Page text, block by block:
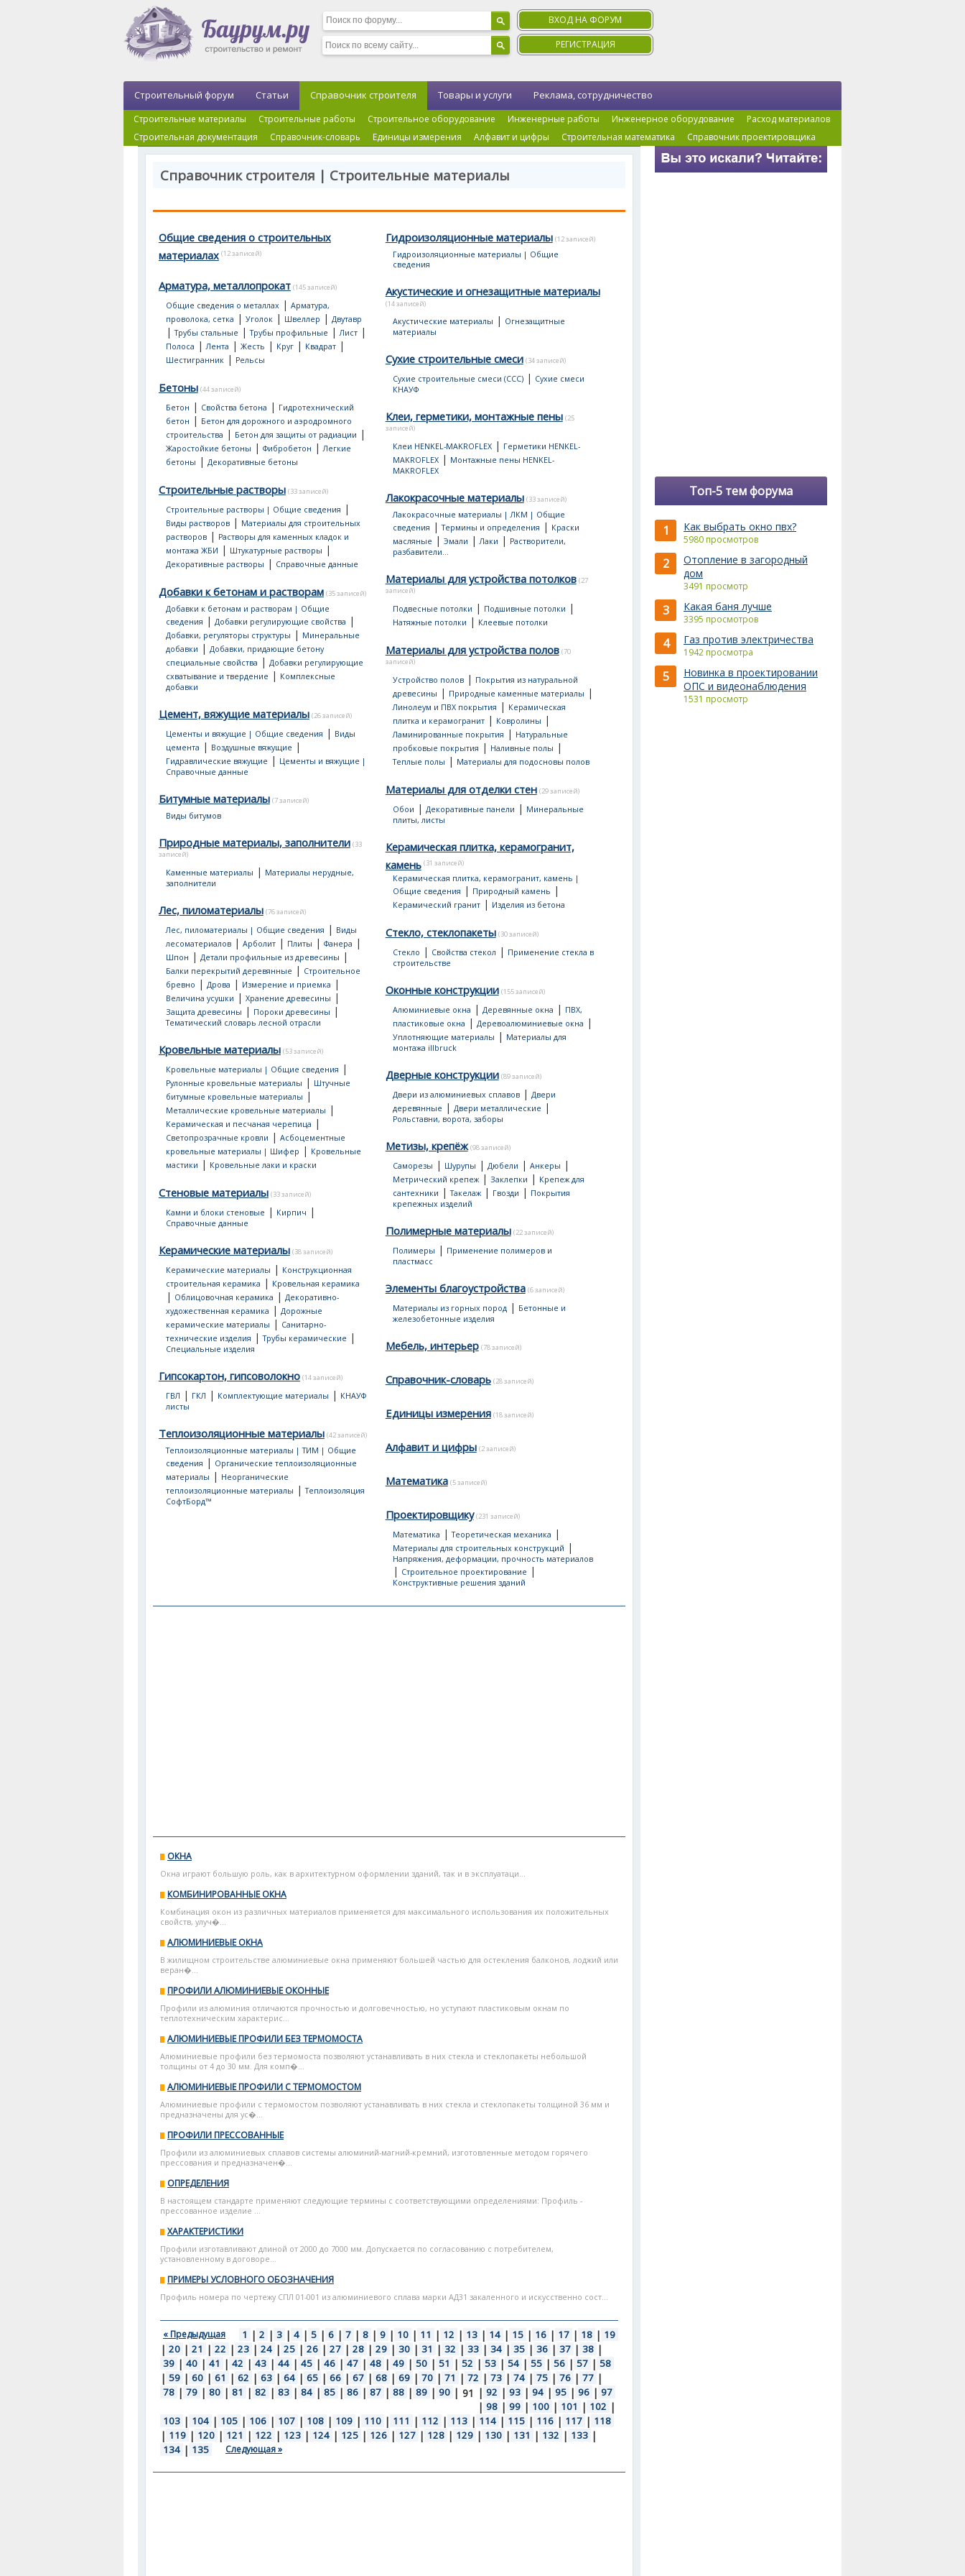
ВХОД НА ФОРУМ
РЕГИСТРАЦИЯ
Строительный форум Статьи Справочник строителя
Строительные материалы Строительные работы Строительное оборудование Инженерные работы Инженерное оборудование
Расход материалов
Строительная документация
Справочник-словарь Единицы измерения Алфавит и цифры Строительная математика Справочник проектировщика
Товары и услуги Реклама, сотрудничество
Справочник строителя | Строительные материалы
Общие сведения о строительных
материалах (12 записей)
Арматура, металлопрокат (145 записей)
Общие сведения о металлах| Арматура,
проволока, сетка | Уголок| Швеллер | Двутавр
|Трубы стальные |Трубы профильные |Лист|
Полоса |Лента | Жесть | Круг| Квадрат|
Шестигранник| Рельсы
Бетоны (44 записей)
Бетон | Свойства бетона | Гидротехнический
бетон | Бетон для дорожного и аэродромного
строительства | Бетон для защиты от радиации |
Жаростойкие бетоны | Фибробетон |Легкие
бетоны | Декоративные бетоны
Строительные растворы (33 записей)
Строительные растворы | Общие сведения |
Виды растворов| Материалы для строительных
растворов| Растворы для каменных кладок и
монтажа ЖБИ | Штукатурные растворы |
Декоративные растворы | Справочные данные
Добавки к бетонам и растворам (35 записей)
Добавки к бетонам и растворам | Общие
сведения | Добавки регулирующие свойства |
Добавки, регуляторы структуры | Минеральные
добавки | Добавки, придающие бетону
специальные свойства | Добавки регулирующие
схватывание и твердение | Комплексные
добавки
Цемент, вяжущие материалы (26 записей)
Цементы и вяжущие | Общие сведения | Виды
цемента | Воздушные вяжущие |
Гидравлические вяжущие | Цементы и вяжущие |
Справочные данные
Битумные материалы (7 записей)
Виды битумов
Природные материалы, заполнители (33
записей)
Каменные материалы | Материалы нерудные,
заполнители
Лес, пиломатериалы (76 записей)
Лес, пиломатериалы | Общие сведения | Виды
лесоматериалов| Арболит| Плиты | Фанера |
Шпон | Детали профильные из древесины |
Балки перекрытий деревянные | Строительное
бревно | Дрова | Измерение и приемка |
Величина усушки | Хранение древесины |
Защита древесины | Пороки древесины |
Тематический словарь лесной отрасли
Кровельные материалы (53 записей)
Кровельные материалы | Общие сведения |
Рулонные кровельные материалы | Штучные
битумные кровельные материалы |
Металлические кровельные материалы |
Керамическая и песчаная черепица |
Светопрозрачные кровли | Асбоцементные
кровельные материалы | Шифер | Кровельные
мастики | Кровельные лаки и краски
Стеновые материалы (33 записей)
Камни и блоки стеновые | Кирпич |
Справочные данные
Керамические материалы (38 записей)
Керамические материалы | Конструкционная
строительная керамика | Кровельная керамика
| Облицовочная керамика | Декоративно-
художественная керамика | Дорожные
керамические материалы | Санитарно-
технические изделия |Трубы керамические |
Специальные изделия
Гипсокартон, гипсоволокно (14 записей)
ГВЛ | ГКЛ | Комплектующие материалы | КНАУФ
листы
Теплоизоляционные материалы (42 записей)
Теплоизоляционные материалы | ТИМ | Общие
сведения | Органические теплоизоляционные
материалы | Неорганические
теплоизоляционные материалы |Теплоизоляция
СофтБорд™
Гидроизоляционные материалы (12 записей)
Гидроизоляционные материалы | Общие
сведения
Акустические и огнезащитные материалы
(14 записей)
Акустические материалы | Огнезащитные
материалы
Сухие строительные смеси (34 записей)
Сухие строительные смеси (ССС)| Сухие смеси
КНАУФ
Клеи, герметики, монтажные пены (25
записей)
Клеи HENKEL-MAKROFLEX| Герметики HENKEL-
MAKROFLEX| Монтажные пены HENKEL-
MAKROFLEX
Лакокрасочные материалы (33 записей)
Лакокрасочные материалы | ЛКМ | Общие
сведения |Термины и определения | Краски
масляные | Эмали |Лаки | Растворители,
разбавители...
Материалы для устройства потолков (27
записей)
Подвесные потолки | Подшивные потолки |
Натяжные потолки | Клеевые потолки
Материалы для устройства полов (70
записей)
Устройство полов| Покрытия из натуральной
древесины | Природные каменные материалы |
Линолеум и ПВХ покрытия | Керамическая
плитка и керамогранит| Ковролины |
Ламинированные покрытия | Натуральные
пробковые покрытия | Наливные полы |
Теплые полы | Материалы для подосновы полов
Материалы для отделки стен (29 записей)
Обои | Декоративные панели | Минеральные
плиты, листы
Керамическая плитка, керамогранит,
камень (31 записей)
Керамическая плитка, керамогранит, камень |
Общие сведения | Природный камень |
Керамический гранит| Изделия из бетона
Стекло, стеклопакеты (30 записей)
Стекло | Свойства стекол | Применение стекла в
строительстве
Оконные конструкции (155 записей)
Алюминиевые окна | Деревянные окна | ПВХ,
пластиковые окна | Деревоалюминиевые окна |
Уплотняющие материалы | Материалы для
монтажа illbruck
Дверные конструкции (89 записей)
Двери из алюминиевых сплавов| Двери
деревянные | Двери металлические |
Рольставни, ворота, заборы
Метизы, крепёж (98 записей)
Саморезы | Шурупы | Дюбели | Анкеры |
Метрический крепеж| Заклепки | Крепеж для
сантехники |Такелаж| Гвозди | Покрытия
крепежных изделий
Полимерные материалы (22 записей)
Полимеры | Применение полимеров и
пластмасс
Элементы благоустройства (6 записей)
Материалы из горных пород| Бетонные и
железобетонные изделия
Мебель, интерьер (78 записей)
Справочник-словарь (28 записей)
Единицы измерения (18 записей)
Алфавит и цифры (2 записей)
Математика (5 записей)
Проектировщику (231 записей)
Математика |Теоретическая механика |
Материалы для строительных конструкций |
Напряжения, деформации, прочность материалов
| Строительное проектирование |
Конструктивные решения зданий
ОКНА
Окна играют большую роль, как в архитектурном оформлении зданий, так и в эксплуатаци...
КОМБИНИРОВАННЫЕ ОКНА
Комбинация окон из различных материалов применяется для максимального использования их положительных
свойств, улуч�...
АЛЮМИНИЕВЫЕ ОКНА
В жилищном строительстве алюминиевые окна применяют большей частью для остекления балконов, лоджий или
веран�...
ПРОФИЛИ АЛЮМИНИЕВЫЕ ОКОННЫЕ
Профили из алюминия отличаются прочностью и долговечностью, но уступают пластиковым окнам по
теплотехническим характерис...
АЛЮМИНИЕВЫЕ ПРОФИЛИ БЕЗ ТЕРМОМОСТА
Алюминиевые профили без термомоста позволяют устанавливать в них стекла и стеклопакеты небольшой
толщины от 4 до 30 мм. Для комп�...
АЛЮМИНИЕВЫЕ ПРОФИЛИ С ТЕРМОМОСТОМ
Алюминиевые профили с термомостом позволяют устанавливать в них стекла и стеклопакеты толщиной 36 мм и
предназначены для ус�...
ПРОФИЛИ ПРЕССОВАННЫЕ
Профили из алюминиевых сплавов системы алюминий-магний-кремний, изготовленные методом горячего
прессования и предназначен�...
ОПРЕДЕЛЕНИЯ
В настоящем стандарте применяют следующие термины с соответствующими определениями: Профиль -
прессованное изделие ...
ХАРАКТЕРИСТИКИ
Профили изготавливают длиной от 2000 до 7000 мм. Допускается по согласованию с потребителем,
установленному в договоре...
ПРИМЕРЫ УСЛОВНОГО ОБОЗНАЧЕНИЯ
Профиль номера по чертежу СПЛ 01-001 из алюминиевого сплава марки АД31 закаленного и искусственно сост...
« Предыдущая 1 | 2 | 3 | 4 | 5 | 6 | 7 | 8 | 9 | 10 | 11 | 12 | 13 | 14 | 15 | 16 | 17 | 18 | 19
| 20 | 21 | 22 | 23 | 24 | 25 | 26 | 27 | 28 | 29 | 30 | 31 | 32 | 33 | 34 | 35 | 36 | 37 | 38 |
39 | 40 | 41 | 42 | 43 | 44 | 45 | 46 | 47 | 48 | 49 | 50 | 51 | 52 | 53 | 54 | 55 | 56 | 57 | 58
| 59 | 60 | 61 | 62 | 63 | 64 | 65 | 66 | 67 | 68 | 69 | 70 | 71 | 72 | 73 | 74 | 75 | 76 | 77 |
78 | 79 | 80 | 81 | 82 | 83 | 84 | 85 | 86 | 87 | 88 | 89 | 90 | 91 | 92 | 93 | 94 | 95 | 96 | 97
| 98 | 99 | 100 | 101 | 102 |
103 | 104 | 105 | 106 | 107 | 108 | 109 | 110 | 111 | 112 | 113 | 114 | 115 | 116 | 117 | 118
| 119 | 120 | 121 | 122 | 123 | 124 | 125 | 126 | 127 | 128 | 129 | 130 | 131 | 132 | 133 |
134 | 135 Следующая »
Топ-5 тем форума
1 Как выбрать окно пвх?
5980 просмотров
2
Отопление в загородный
дом
3491 просмотр
3 Какая баня лучше
3395 просмотров
4 Газ против электричества
1942 просмотра
5
Новинка в проектировании
ОПС и видеонаблюдения
1531 просмотр